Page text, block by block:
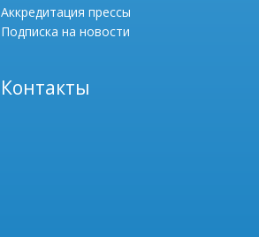
Аккредитация прессы
Подписка на новости
Контакты